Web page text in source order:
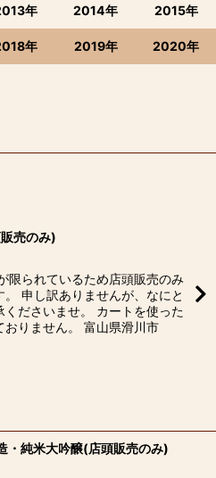
年 2014年 2015年
年 2019年 2020年
売のみ)
限られているため店頭販売のみ
。 申し訳ありませんが、なにと
くださいませ。 カートを使った
おりません。 富山県滑川市
・純米大吟醸(店頭販売のみ)